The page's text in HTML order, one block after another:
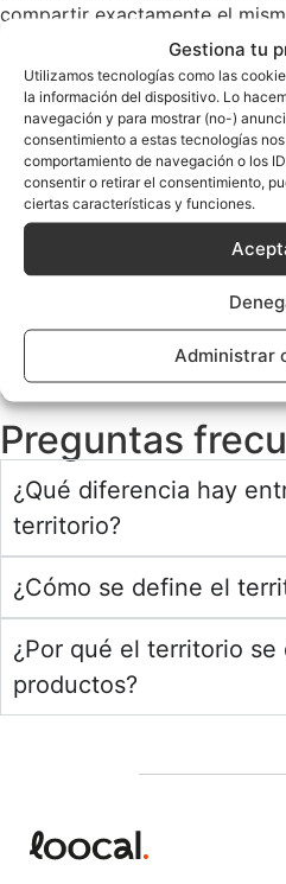
Gestiona tu
Utilizamos tecnologías como las
la información del dispositivo. Lo
navegación y para mostrar (no-)
consentimiento a estas tecnologías
comportamiento de navegación o los
consentir o retirar el consentimiento,
ciertas características y funciones.
Administrar
compartir exactamente el
territorios completamente
El territorio se define antes
condición previa que da
después. Sin territorio, los
que compiten en el mismo
territorio, los productos se
consecutivas de una misma
territorio no se descubre
se comprueba si hay audiencia
03. FAQ’s
Preguntas
¿Qué diferencia hay
territorio?
¿Cómo se define el
¿Por qué el territorio
productos?